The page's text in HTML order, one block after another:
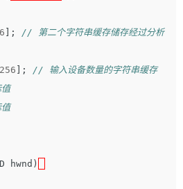
];
// 第二个字符串缓存储存经过分析
256 ];
// 输入设备数量的字符串缓存
hwnd )